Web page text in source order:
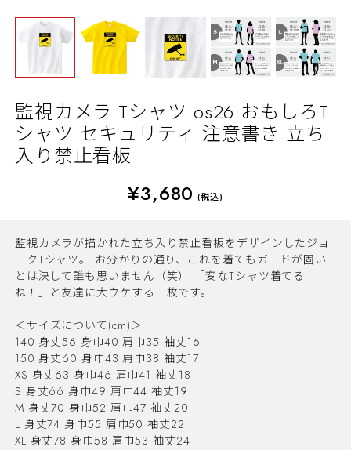
監視カメラ Tシャツ os26 おもしろT
シャツ セキュリティ 注意書き 立ち
入り禁止看板
¥3,680 (税込)
監視カメラが描かれた立ち入り禁止看板をデザインしたジョ
ークTシャツ。 お分かりの通り、これを着てもガードが固い
とは決して誰も思いません（笑） 「変なTシャツ着てる
ね！」と友達に大ウケする一枚です。
＜サイズについて(cm)＞
140 身丈56 身巾40 肩巾35 袖丈16
150 身丈60 身巾43 肩巾38 袖丈17
XS 身丈63 身巾46 肩巾41 袖丈18
S 身丈66 身巾49 肩巾44 袖丈19
M 身丈70 身巾52 肩巾47 袖丈20
L 身丈74 身巾55 肩巾50 袖丈22
XL 身丈78 身巾58 肩巾53 袖丈24